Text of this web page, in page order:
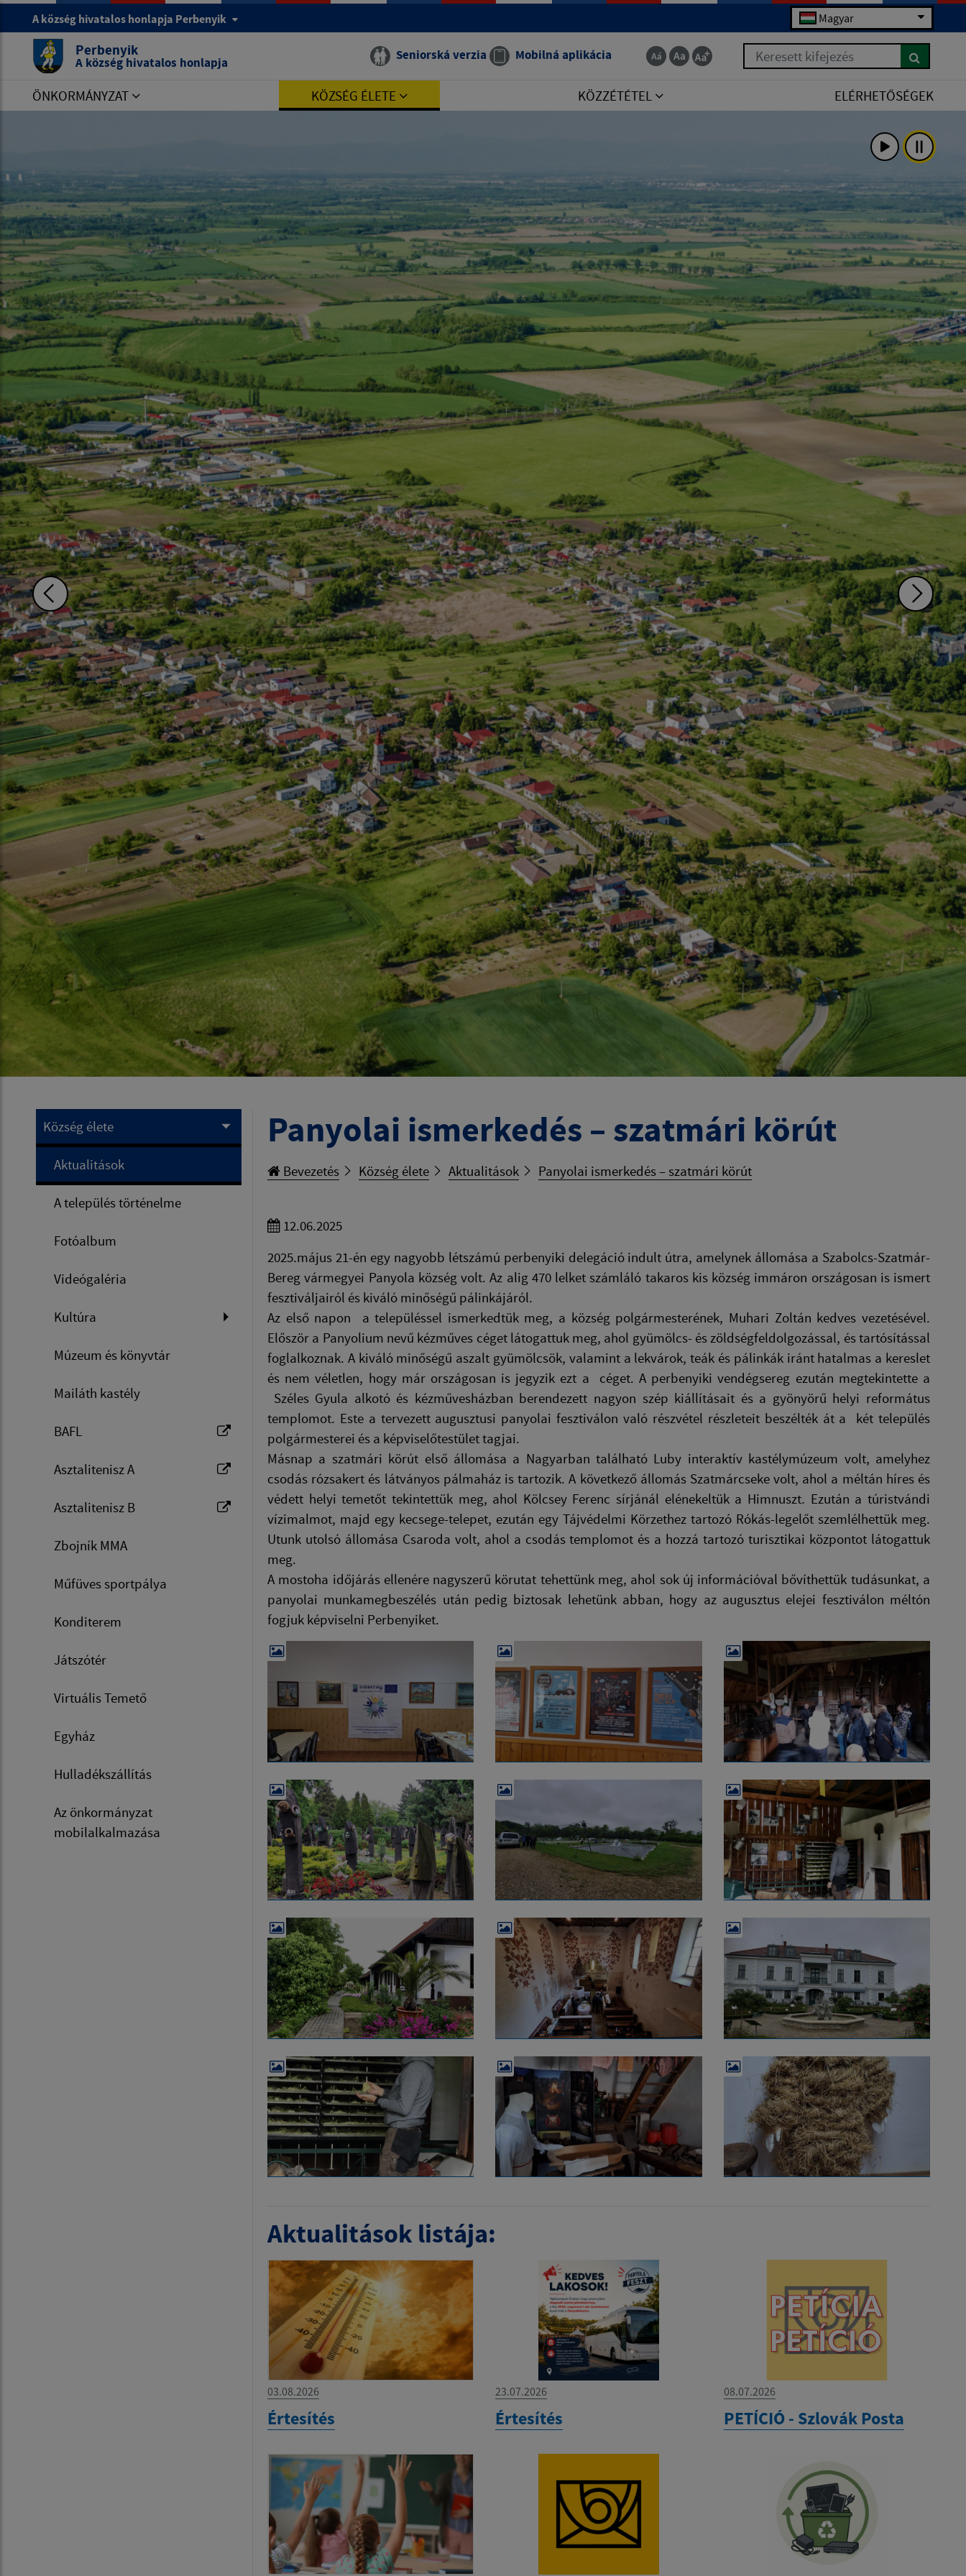
A község hivatalos honlapja Perbenyik Magyar
Perbenyik
A község hivatalos honlapja Seniorská verzia Mobilná aplikácia Keresett kifejezés
ÖNKORMÁNYZAT KÖZSÉG ÉLETE KÖZZÉTÉTEL ELÉRHETŐSÉGEK
Község élete
Aktualitások
A település történelme
Fotóalbum
Videógaléria
Kultúra
Múzeum és könyvtár
Mailáth kastély
BAFL
Asztalitenisz A
Asztalitenisz B
Zbojník MMA
Műfüves sportpálya
Konditerem
Játszótér
Virtuális Temető
Egyház
Hulladékszállítás
Az önkormányzat
mobilalkalmazása
Panyolai ismerkedés – szatmári körút
Bevezetés Község élete Aktualitások Panyolai ismerkedés – szatmári körút
12.06.2025
2025.május 21-én egy nagyobb létszámú perbenyiki delegáció indult útra, amelynek állomása a Szabolcs-Szatmár-
Bereg vármegyei Panyola község volt. Az alig 470 lelket számláló takaros kis község immáron országosan is ismert
fesztiváljairól és kiváló minőségű pálinkájáról.
Az első napon a településsel ismerkedtük meg, a község polgármesterének, Muhari Zoltán kedves vezetésével.
Először a Panyolium nevű kézműves céget látogattuk meg, ahol gyümölcs- és zöldségfeldolgozással, és tartósítással
foglalkoznak. A kiváló minőségű aszalt gyümölcsök, valamint a lekvárok, teák és pálinkák iránt hatalmas a kereslet
és nem véletlen, hogy már országosan is jegyzik ezt a céget. A perbenyiki vendégsereg ezután megtekintette a
Széles Gyula alkotó és kézművesházban berendezett nagyon szép kiállításait és a gyönyörű helyi református
templomot. Este a tervezett augusztusi panyolai fesztiválon való részvétel részleteit beszélték át a két település
polgármesterei és a képviselőtestület tagjai.
Másnap a szatmári körút első állomása a Nagyarban található Luby interaktív kastélymúzeum volt, amelyhez
csodás rózsakert és látványos pálmaház is tartozik. A következő állomás Szatmárcseke volt, ahol a méltán híres és
védett helyi temetőt tekintettük meg, ahol Kölcsey Ferenc sírjánál elénekeltük a Himnuszt. Ezután a túristvándi
vízimalmot, majd egy kecsege-telepet, ezután egy Tájvédelmi Körzethez tartozó Rókás-legelőt szemlélhettük meg.
Utunk utolsó állomása Csaroda volt, ahol a csodás templomot és a hozzá tartozó turisztikai központot látogattuk
meg.
A mostoha időjárás ellenére nagyszerű körutat tehettünk meg, ahol sok új információval bővíthettük tudásunkat, a
panyolai munkamegbeszélés után pedig biztosak lehetünk abban, hogy az augusztus elejei fesztiválon méltón
fogjuk képviselni Perbenyiket.
Aktualitások listája:
03.08.2026
Értesítés
23.07.2026
Értesítés
08.07.2026
PETÍCIÓ - Szlovák Posta